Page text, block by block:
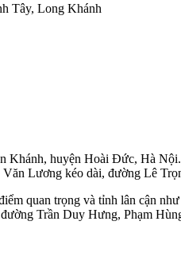
Tây, Long Khánh
Khánh, huyện Hoài Đức, Hà
Lương kéo dài, đường Lê
quan trọng và tỉnh lân cận
Trần Duy Hưng, Phạm